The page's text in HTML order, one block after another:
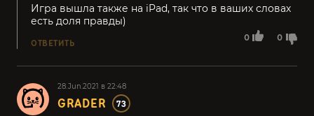
0 0
Игра вышла также на iPad, так что в ваших словах
есть доля правды)
ОТВЕТИТЬ
28.Jun.2021 в 22:48
GRADER 73